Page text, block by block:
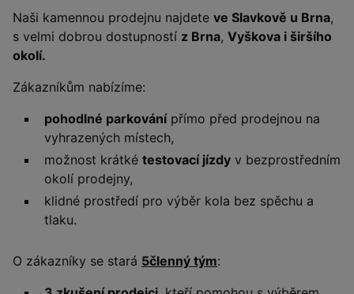
Naši kamennou prodejnu najdete ve Slavkově u Brna,
s velmi dobrou dostupností z Brna, Vyškova i širšího
okolí.
Zákazníkům nabízíme:
pohodlné parkovánípřímo před prodejnou na
vyhrazených místech,
možnost krátké testovací jízdy v bezprostředním
okolí prodejny,
klidné prostředí pro výběr kola bez spěchu a
tlaku.
O zákazníky se stará 5členný tým: